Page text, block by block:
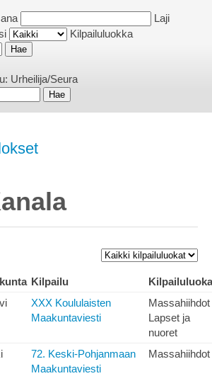
Laji
Kilpailuluokka
Urheilija/Seura
Kilpailu
XXX Koululaisten
Maakuntaviesti
Massahiihdot
Lapset ja
nuoret
72. Keski-Pohjanmaan
Maakuntaviesti
Massahiihdot